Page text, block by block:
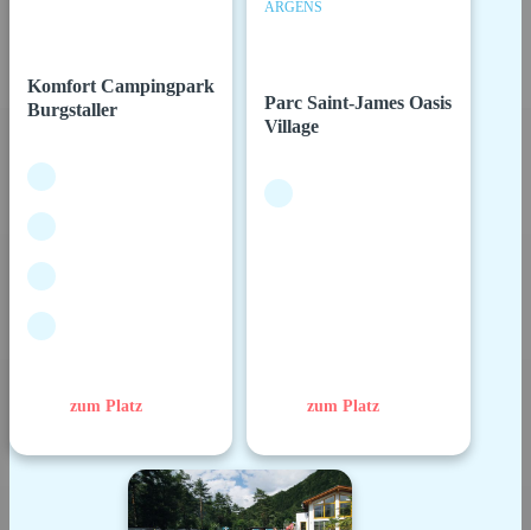
Komfort Campingpark
Burgstaller
zum Platz
ARGENS
Parc Saint-James Oasis
Village
zum Platz